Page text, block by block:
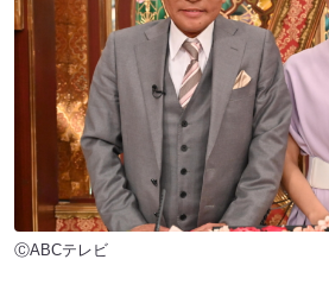
ⒸABCテレビ